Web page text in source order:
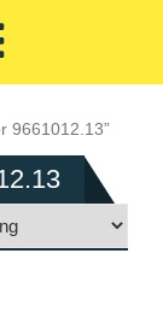
9661012.13”